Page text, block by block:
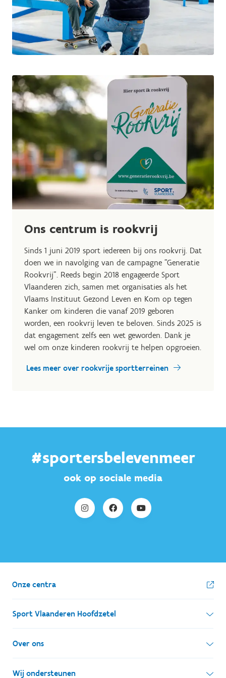
Ons centrum is rookvrij
Sinds 1 juni 2019 sport iedereen bij ons rookvrij. Dat
doen we in navolging van de campagne "Generatie
Rookvrij". Reeds begin 2018 engageerde Sport
Vlaanderen zich, samen met organisaties als het
Vlaams Instituut Gezond Leven en Kom op tegen
Kanker om kinderen die vanaf 2019 geboren
worden, een rookvrij leven te beloven. Sinds 2025 is
dat engagement zelfs een wet geworden. Dank je
wel om onze kinderen rookvrij te helpen opgroeien.
Lees meer over rookvrije sportterreinen
#sportersbelevenmeer
ook op sociale media
Onze centra
Sport Vlaanderen Hoofdzetel
Simon Bolivarlaan 17
1000 Brussel
Over ons
Wie zijn we, wat doen we
Wij ondersteunen